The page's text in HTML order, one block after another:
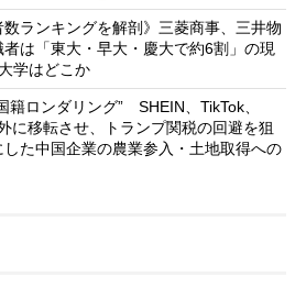
数ランキングを解剖》三菱商事、三井物
は「東大・早大・慶大で約6割」の現
学はどこか
籍ロンダリング” SHEIN、TikTok、
に移転させ、トランプ関税の回避を狙
た中国企業の農業参入・土地取得への